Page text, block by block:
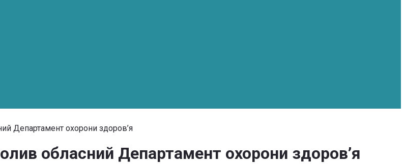
Департамент охорони здоров’я
обласний Департамент охорони здоров’я